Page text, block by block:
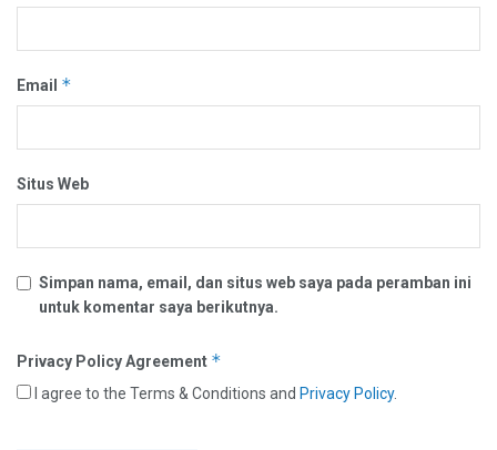
Email *
Situs Web
Simpan nama, email, dan situs web saya pada peramban ini
untuk komentar saya berikutnya.
Privacy Policy Agreement *
I agree to the Terms & Conditions and Privacy Policy.